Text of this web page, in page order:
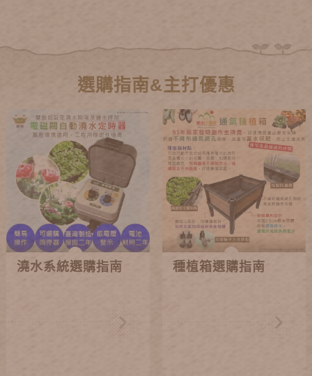
選購指南&主打優惠
澆水系統選購指南 種植箱選購指南